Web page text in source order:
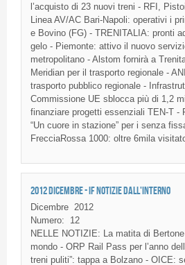
l’acquisto di 23 nuovi treni - RFI,
Linea AV/AC Bari-Napoli: operativi i
e Bovino (FG) - TRENITALIA: pronti
gelo - Piemonte: attivo il nuovo
metropolitano - Alstom fornirà a
Meridian per il trasporto regionale -
trasporto pubblico regionale -
Commissione UE sblocca più di 1,2
finanziare progetti essenziali TEN-T -
“Un cuore in stazione” per i senza
FrecciaRossa 1000: oltre 6mila
2012 DICEMBRE - IF NOTIZIE DALL'INTERNO
Dicembre
2012
Numero:
12
NELLE NOTIZIE: La matita di Bertone
mondo- ORP Rail Pass per l’anno
treni puliti”: tappaa Bolzano- OICE: